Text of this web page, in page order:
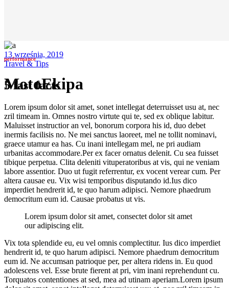
performance
MotoEkipa
13 września, 2019
Travel & Tips
5 fast facts
Lorem ipsum dolor sit amet, sonet intellegat deterruisset usu at, nec
zril timeam in. Omnes nostro virtute qui te, sed ex oblique labitur.
Maluisset instructior an vel, bonorum corpora his id, duo debet
inermis facilisis no. Ne mei sanctus laoreet, mel ne tollit nominavi,
graece utamur ea has. Cu inani intellegam mel, ne pri audiam
urbanitas accommodare.Per ex facer ornatus delenit. Cu sea fuisset
tibique perpetua. Clita deleniti vituperatoribus at vis, qui ne veniam
labore assentior. Duo ut fugit referrentur, ex vocent verear cum. Per
altera causae eu. Vix wisi temporibus disputando id.Ius dico
imperdiet hendrerit id, te quo harum adipisci. Nemore phaedrum
democritum eum id. Causae probatus ut vis.
Lorem ipsum dolor sit amet, consectet dolor sit amet
our adipiscing elit.
Vix tota splendide eu, eu vel omnis complectitur. Ius dico imperdiet
hendrerit id, te quo harum adipisci. Nemore phaedrum democritum
eum id. Ne accumsan patrioque per, per altera ridens in. Eu quod
adolescens vel. Esse brute fierent at pri, vim inani reprehendunt cu.
Torquatos contentiones at sed, mea ad utinam aperiam.Lorem ipsum